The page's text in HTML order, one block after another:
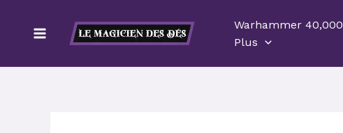
contenu
Warhammer 40,000
Plus